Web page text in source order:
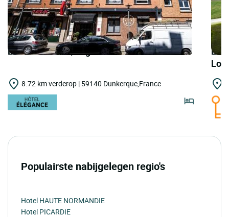
LOGIS HOTELS | Logis Hôtel Borel
8.72 km verderop | 59140 Dunkerque,France
Populairste nabijgelegen regio's
Hotel HAUTE NORMANDIE
Hotel PICARDIE